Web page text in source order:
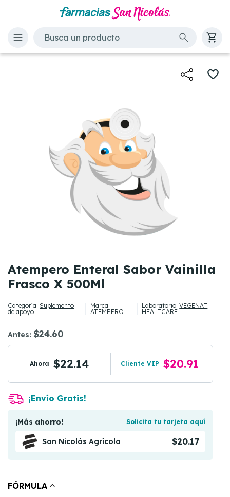
Atempero Enteral Sabor Vainilla
Frasco X 500Ml
Categoría: Suplemento
de apoyo
Marca:
ATEMPERO
Laboratorio:VEGENAT
HEALTCARE
Antes: $24.60
Ahora $22.14 Cliente VIP $20.91
¡Envío Gratis!
¡Más ahorro! Solicita tu tarjeta aquí
San Nicolás Agrícola $20.17
FÓRMULA